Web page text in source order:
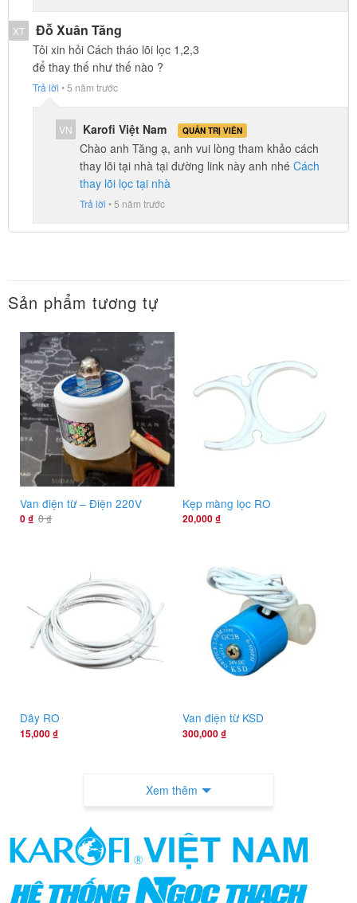
XT Đỗ Xuân Tăng
Tôi xin hỏi Cách tháo lõi lọc 1,2,3
để thay thế như thế nào ?
Trả lời •5 năm trước
VN Karofi Việt Nam QUẢN TRỊ VIÊN
Chào anh Tăng ạ, anh vui lòng tham khảo cách
thay lõi tại nhà tại đường link này anh nhéCách
thay lõi lọc tại nhà
Trả lời • 5 năm trước
Sản phẩm tương tự
Van điện từ – Điện 220V
0₫ 0₫
Kẹp màng lọc RO
20,000₫
Dây RO
15,000₫
Van điện từ KSD
300,000₫
Xem thêm